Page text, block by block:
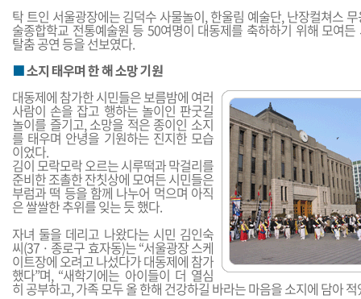
탁 트인 서울광장에는 김덕수 사물놀이, 한울림 예술단, 난장컬쳐스
술종합학교 전통예술원 등 50여명이 대동제를 축하하기 위해 모여
탈춤 공연 등을 선보였다.
■소지 태우며 한 해 소망 기원
대동제에 참가한 시민들은 보름밤에 여러
사람이 손을 잡고 행하는 놀이인 판굿길
놀이를 즐기고, 소망을 적은 종이인 소지
를 태우며 안녕을 기원하는 진지한 모습
이었다.
김이 모락모락 오르는 시루떡과 막걸리를
준비한 조촐한 잔칫상에 모여든 시민들은
부럼과 떡 등을 함께 나누어 먹으며 아직
은 쌀쌀한 추위를 잊는 듯 했다.
자녀 둘을 데리고 나왔다는 시민 김인숙
씨(37 · 종로구 효자동)는 “서울광장 스케
이트장에 오려고 나섰다가 대동제에 참가
했다”며, “새학기에는 아이들이 더 열심
히 공부하고, 가족 모두 올 한해 건강하길 바라는 마음을 소지에 담아